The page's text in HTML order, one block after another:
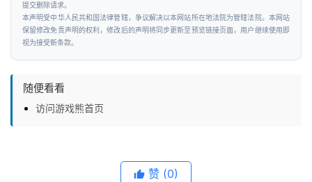
提交删除请求。
本声明受中华人民共和国法律管辖，争议解决以本网站所在地法院为管辖法院。本网站
保留修改免责声明的权利，修改后的声明将同步更新至预览链接页面，用户继续使用即
视为接受新条款。
随便看看
访问游戏熊首页
赞 (0)